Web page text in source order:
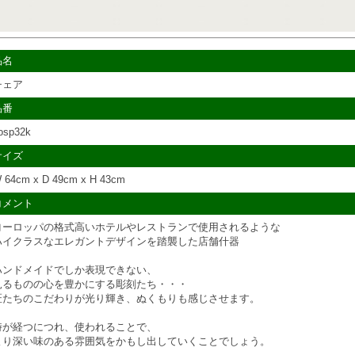
ェア
番
イズ
64cm x D 49cm x H 43cm
ント
ーロッパの格式高いホテルやレストランで使用されるような
イクラスなエレガントデザインを踏襲した店舗什器
ンドメイドでしか表現できない、
るものの心を豊かにする彫刻たち・・・
たちのこだわりが光り輝き、ぬくもりも感じさせます。
が経つにつれ、使われることで、
り深い味のある雰囲気をかもし出していくことでしょう。